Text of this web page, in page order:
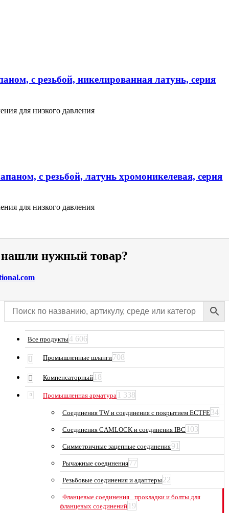
с резьбой, никелированная латунь, серия
для низкого давления
с резьбой, латунь хромоникелевая, серия
для низкого давления
нужный товар?
Все продукты4 606
Промышленные шланги708
Компенсаторный 18
Промышленная арматура 1 338
Соединения TW и соединения с покрытием ECTFE34
Соединения CAMLOCK и соединения IBC 103
Симметричные зацепные соединения91
Рычажные соединения77
Резьбовые соединения и адаптеры22
Фланцевые соединения_ прокладки и болты для
фланцевых соединений 19